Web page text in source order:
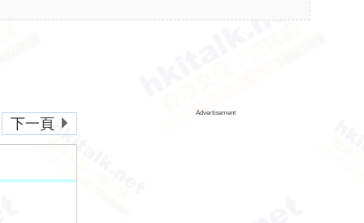
下一頁
Advertisement